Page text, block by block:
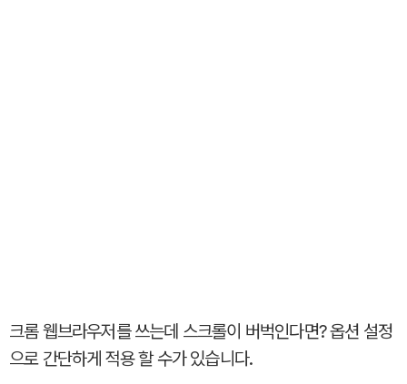
크롬 웹브라우저를 쓰는데 스크롤이 버벅인다면? 옵션 설정
으로 간단하게 적용 할 수가 있습니다.